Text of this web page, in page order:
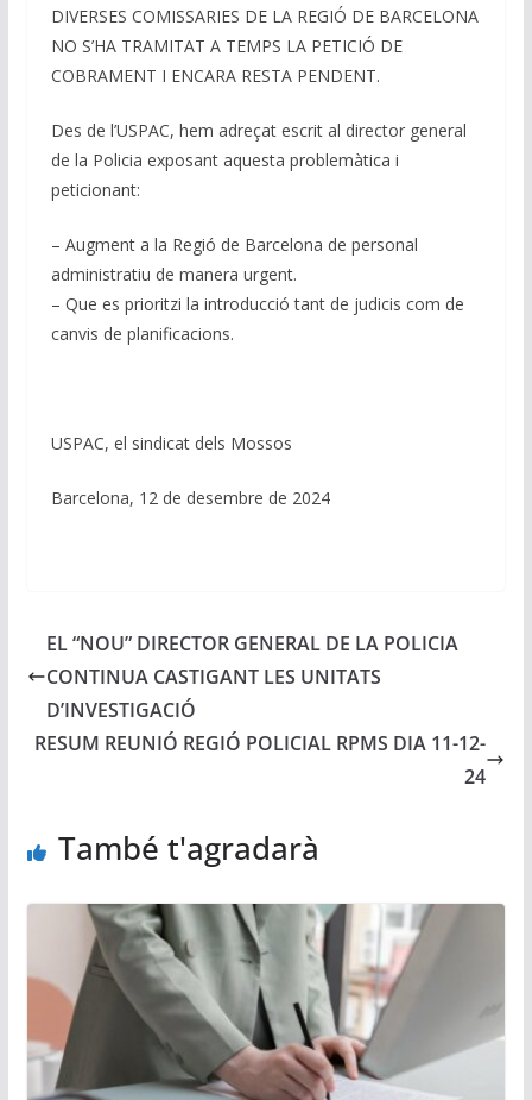
DIVERSES COMISSARIES DE LA REGIÓ DE BARCELONA
NO S’HA TRAMITAT A TEMPS LA PETICIÓ DE
COBRAMENT I ENCARA RESTA PENDENT.
Des de l’USPAC, hem adreçat escrit al director general
de la Policia exposant aquesta problemàtica i
peticionant:
– Augment a la Regió de Barcelona de personal
administratiu de manera urgent.
– Que es prioritzi la introducció tant de judicis com de
canvis de planificacions.
USPAC, el sindicat dels Mossos
Barcelona, 12 de desembre de 2024
EL “NOU” DIRECTOR GENERAL DE LA POLICIA
CONTINUA CASTIGANT LES UNITATS
D’INVESTIGACIÓ
RESUM REUNIÓ REGIÓ POLICIAL RPMS DIA 11-12-
24
També t'agradarà